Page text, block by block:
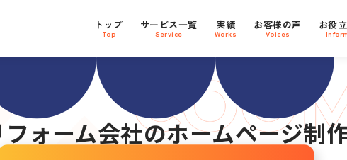
トップ
Top
サービス一覧
Service
実績
Works
お客様の声
Voices
お役
ト設計 Webサイト 800社
フォーム会社のホームページ制